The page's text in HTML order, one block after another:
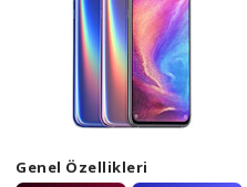
Genel Özellikleri